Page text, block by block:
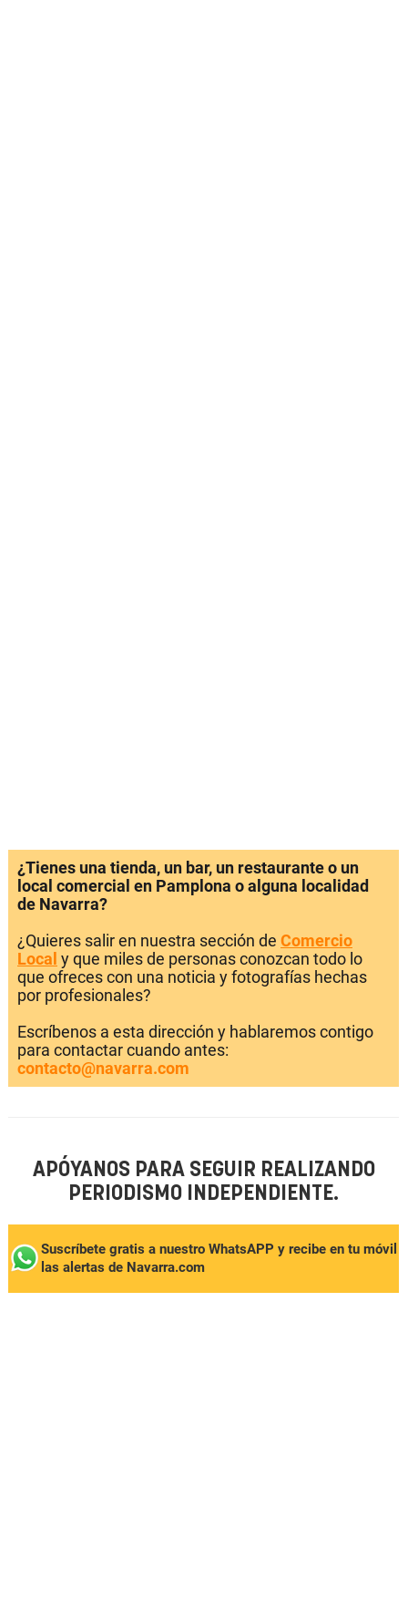
¿Tienes una tienda, un bar, un restaurante o un
local comercial en Pamplona o alguna localidad
de Navarra?
¿Quieres salir en nuestra sección de Comercio
Local y que miles de personas conozcan todo lo
que ofreces con una noticia y fotografías hechas
por profesionales?
Escríbenos a esta dirección y hablaremos contigo
para contactar cuando antes:
contacto@navarra.com
APÓYANOS PARA SEGUIR REALIZANDO
PERIODISMO INDEPENDIENTE.
Suscríbete gratis a nuestro WhatsAPP y recibe en tu móvil
las alertas de Navarra.com